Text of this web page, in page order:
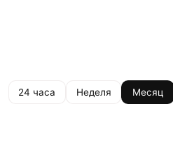
24 часа Неделя Месяц